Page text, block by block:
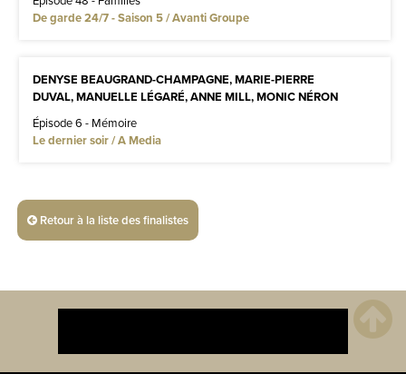
De garde 24/7 - Saison 5 / Avanti Groupe
DENYSE BEAUGRAND-CHAMPAGNE, MARIE-PIERRE
DUVAL, MANUELLE LÉGARÉ, ANNE MILL, MONIC NÉRON
Épisode 6 - Mémoire
Le dernier soir / A Media
Retour à la liste des finalistes